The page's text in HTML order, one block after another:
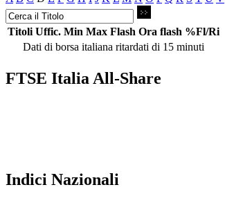
Titoli Uffic. Min Max Flash Ora flash %Fl/Ri
Dati di borsa italiana ritardati di 15 minuti
FTSE Italia All-Share
Indici Nazionali